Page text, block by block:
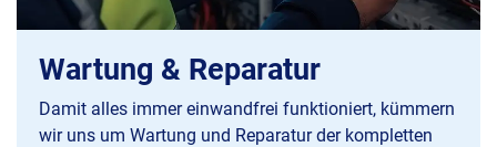
Wartung & Reparatur
Damit alles immer einwandfrei funktioniert, kümmern
wir uns um Wartung und Reparatur der kompletten